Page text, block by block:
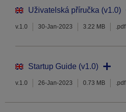
Uživatelská příručka (v1.0)
v.1.0 30-Jan-2023 3.22 MB .pdf
Startup Guide (v1.0)
v.1.0 26-Jan-2023 0.73 MB .pdf